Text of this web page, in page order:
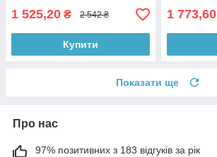
1 525,20 ₴ 2 542 ₴
Купити
1 773,60
Показати ще
Про нас
97% позитивних з 183 відгуків за рік